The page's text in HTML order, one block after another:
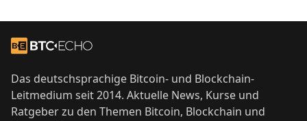
Zur Startseite
Das deutschsprachige Bitcoin- und Blockchain-
Leitmedium seit 2014. Aktuelle News, Kurse und
Ratgeber zu den Themen Bitcoin, Blockchain und